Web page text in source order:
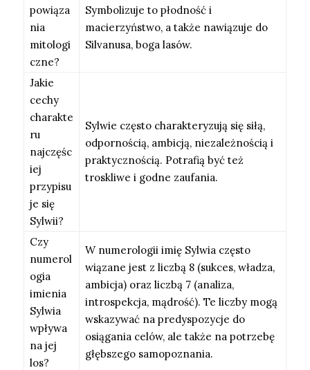
powiąza
nia
mitologi
czne?
Symbolizuje to płodność i
macierzyństwo, a także nawiązuje do
Silvanusa, boga lasów.
Jakie
cechy
charakte
ru
najczęśc
iej
przypisu
je się
Sylwii?
Sylwie często charakteryzują się siłą,
odpornością, ambicją, niezależnością i
praktycznością. Potrafią być też
troskliwe i godne zaufania.
Czy
numerol
ogia
imienia
Sylwia
wpływa
na jej
los?
W numerologii imię Sylwia często
wiązane jest z liczbą 8 (sukces, władza,
ambicja) oraz liczbą 7 (analiza,
introspekcja, mądrość). Te liczby mogą
wskazywać na predyspozycje do
osiągania celów, ale także na potrzebę
głębszego samopoznania.